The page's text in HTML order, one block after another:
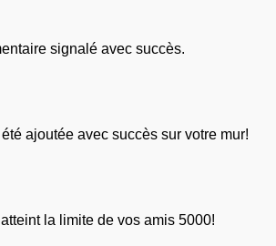
signalé avec succès.
ajoutée avec succès sur votre mur!
la limite de vos amis 5000!